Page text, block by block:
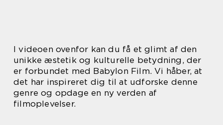
I videoen ovenfor kan du få et glimt af den
unikke æstetik og kulturelle betydning, der
er forbundet med Babylon Film. Vi håber, at
det har inspireret dig til at udforske denne
genre og opdage en ny verden af
filmoplevelser.